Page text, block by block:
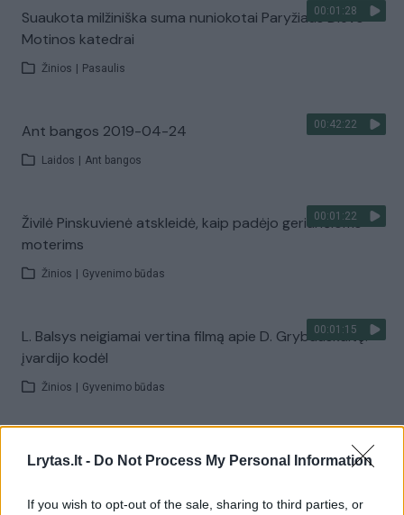
Lrytas.lt - Do Not Process My Personal Information
If you wish to opt-out of the sale, sharing to third parties, or
00:01:28
Suaukota milžiniška suma nuniokotai Paryžiaus Dievo
Motinos katedrai
Žinios Pasaulis
00:42:22
Ant bangos 2019-04-24
Laidos Ant bangos
00:01:22
Živilė Pinskuvienė atskleidė, kaip padėjo geriančioms
moterims
Žinios Gyvenimo būdas
00:01:15
L. Balsys neigiamai vertina filmą apie D. Grybauskaitę:
įvardijo kodėl
Žinios Gyvenimo būdas
00:01:05
Grupės „2 Donatai“ narys nustebino: pasakė, kokia jo
specialybė
Žinios | Gyvenimo būdas